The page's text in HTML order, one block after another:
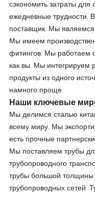
сэкономить затраты
ежедневные трудности.
поставщик. Мы
Мы имеем
фитингов. Мы работаем
как вы. Мы интегрируем
продукты из одного
намного проще.
Наши ключевые
Мы делимся сталью
всему миру. Мы
есть прочные
Мы поставляем трубы
трубопроводного
трубы большой толщины
трубопроводных сетей.